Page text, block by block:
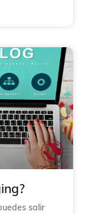
salir